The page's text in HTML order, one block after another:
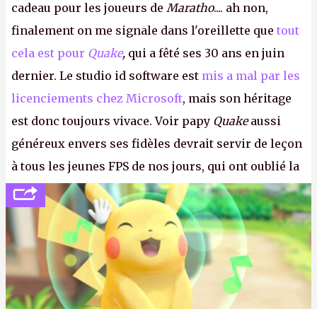
cadeau pour les joueurs de Maratho.... ah non,
finalement on me signale dans l'oreillette que tout
cela est pour Quake, qui a fêté ses 30 ans en juin
dernier. Le studio id software est mis a mal par les
licenciements chez Microsoft, mais son héritage
est donc toujours vivace. Voir papy Quakeaussi
généreux envers ses fidèles devrait servir de leçon
à tous les jeunes FPS de nos jours, qui ont oublié la
politesse et le respect envers leurs joueurs et les
anciens. Il leur faudrait une bonne guerre des
consoles à ces petits cons !